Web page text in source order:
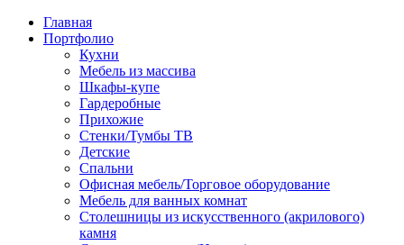
Главная
Портфолио
Кухни
Мебель из массива
Шкафы-купе
Гардеробные
Прихожие
Стенки/Тумбы ТВ
Детские
Спальни
Офисная мебель/Торговое оборудование
Мебель для ванных комнат
Столешницы из искусственного (акрилового)
камня